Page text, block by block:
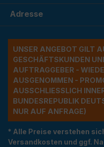
Adresse
UNSER ANGEBOT GILT
ESCHÄFTSKUNDEN UND
UFTRAGGEBER -
USGENOMMEN -
USSCHLIESSLICH
NDESREPUBLIK
R AUF ANFRAGE)
* Alle Preise verstehen
Versandkosten und ggf.